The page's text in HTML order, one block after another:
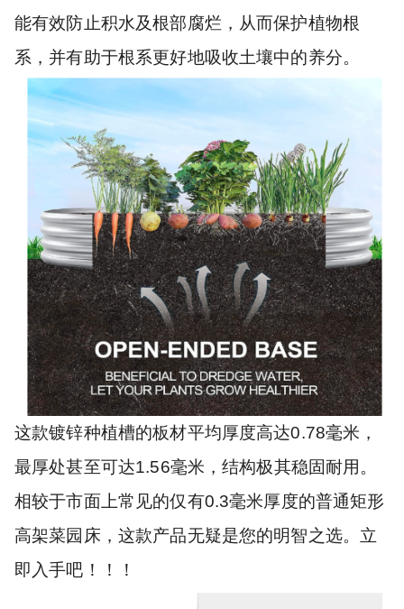
能有效防止积水及根部腐烂，从而保护植物根
系，并有助于根系更好地吸收土壤中的养分。
这款镀锌种植槽的板材平均厚度高达0.78毫米，
最厚处甚至可达1.56毫米，结构极其稳固耐用。
相较于市面上常见的仅有0.3毫米厚度的普通矩形
高架菜园床，这款产品无疑是您的明智之选。立
即入手吧！！！